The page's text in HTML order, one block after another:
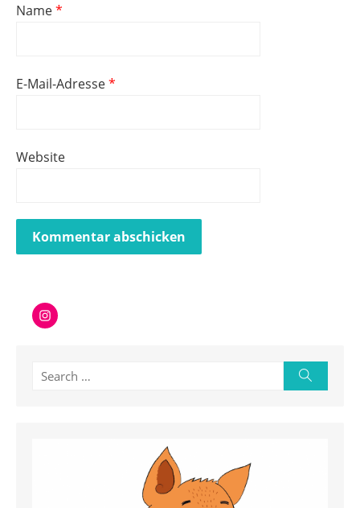
Name*
E-Mail-Adresse*
Website
Instagram
Search